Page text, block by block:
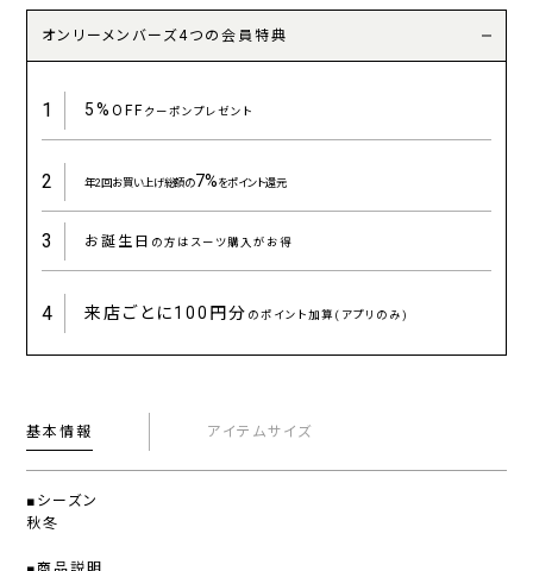
オンリーメンバーズ4つの会員特典
1 5%OFFクーポンプレゼント
2 年2回お買い上げ総額の7%をポイント還元
3 お誕生日 の方はスーツ購入がお得
4 来店ごとに100円分 のポイント加算(アプリのみ)
基本情報 アイテムサイズ
■シーズン
秋冬